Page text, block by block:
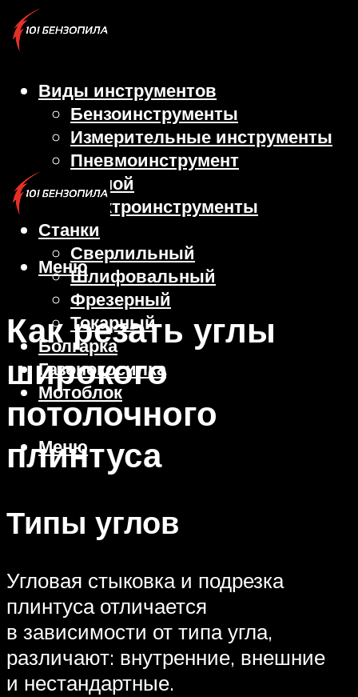
Виды инструментов
Бензоинструменты
Измерительные инструменты
Пневмоинструмент
Ручной
Электроинструменты
Станки
Сверлильный
Шлифовальный
Фрезерный
Токарный
Болгарка
Газонокосилка
Мотоблок
Меню
Меню
Как резать углы
широкого
потолочного
плинтуса
Типы углов
Угловая стыковка и подрезка
плинтуса отличается
в зависимости от типа угла,
различают: внутренние, внешние
и нестандартные.